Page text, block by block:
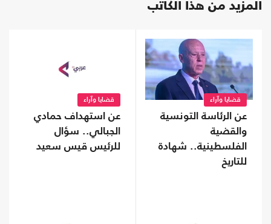
المزيد من هذا الكاتب
قضايا وآراء
عن الرئاسة التونسية
والقضية
الفلسطينية.. شهادة
للتاريخ
قضايا وآراء
عن استهداف حمادي
الجبالي.. سؤال
للرئيس قيس سعيد